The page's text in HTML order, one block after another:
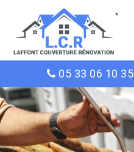
05 33 06 10 35